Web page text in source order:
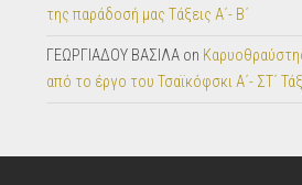
της παράδοσή μας Tάξεις Α΄- Β΄
ΓΕΩΡΓΙΑΔΟΥ ΒΑΣΙΛΑon
από το έργο του Τσαϊκόφσκι Α΄- ΣΤ΄